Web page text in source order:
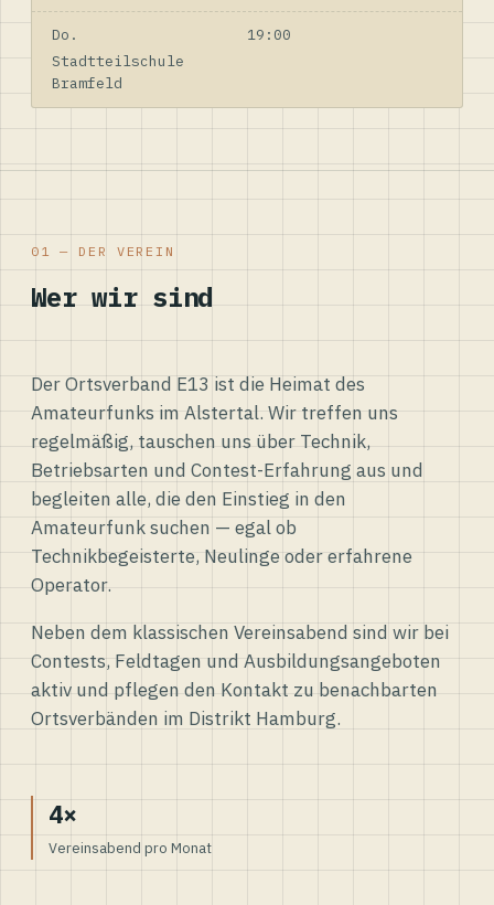
Do.
19:00
Stadtteilschule
Bramfeld
01 — DER VEREIN
Wer wir sind
Der Ortsverband E13 ist die Heimat des
Amateurfunks im Alstertal. Wir treffen uns
regelmäßig, tauschen uns über Technik,
Betriebsarten und Contest-Erfahrung aus und
begleiten alle, die den Einstieg in den
Amateurfunk suchen — egal ob
Technikbegeisterte, Neulinge oder erfahrene
Operator.
Neben dem klassischen Vereinsabend sind wir bei
Contests, Feldtagen und Ausbildungsangeboten
aktiv und pflegen den Kontakt zu benachbarten
Ortsverbänden im Distrikt Hamburg.
4×
Vereinsabend pro Monat